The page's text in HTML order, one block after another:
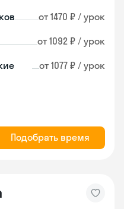
от 1470 ₽ / урок
от 1092 ₽ / урок
от 1077 ₽ / урок
Подобрать время